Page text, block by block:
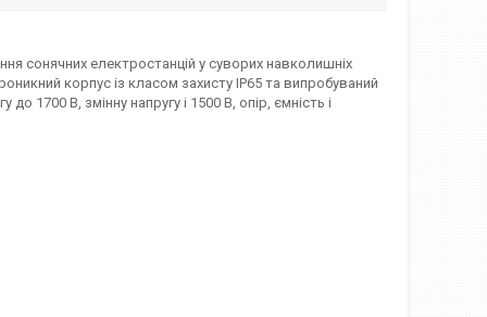
сонячних електростанцій у суворих навколишніх
корпус із класом захисту IP65 та випробуваний
1700 В, змінну напругу і 1500 В, опір, ємність і